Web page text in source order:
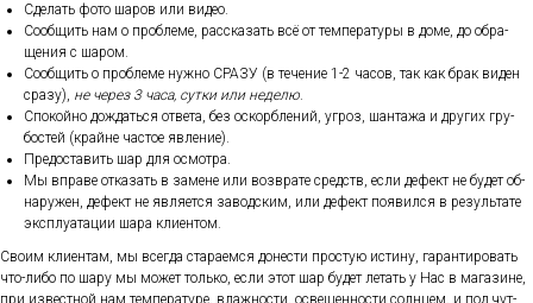
Сде­лать фо­то ша­ров или ви­део.
Со­об­щить нам о проб­ле­ме, рас­ска­зать всё от тем­пе­рату­ры в до­ме, до об­ра­
щения с ша­ром.
Со­об­щить о проб­ле­ме нуж­но СРА­ЗУ (в те­чение 1-2 ча­сов, так как брак ви­ден
сра­зу), не че­рез 3 ча­са, сут­ки или не­делю.
Спо­кой­но дож­дать­ся от­ве­та, без ос­кор­бле­ний, уг­роз, шан­та­жа и дру­гих гру­
бос­тей (край­не час­тое яв­ле­ние).
Пре­дос­та­вить шар для ос­мотра.
Мы впра­ве от­ка­зать в за­мене или воз­вра­те средств, ес­ли де­фект не бу­дет об­
на­ружен, де­фект не яв­ля­ет­ся за­вод­ским, или де­фект по­явил­ся в ре­зуль­та­те
экс­плу­ата­ции ша­ра кли­ен­том.
Сво­им кли­ен­там, мы всег­да ста­ра­ем­ся до­нес­ти прос­тую ис­ти­ну, га­ран­ти­ровать
что-ли­бо по ша­ру мы мо­жет толь­ко, ес­ли этот шар бу­дет ле­тать у Нас в ма­гази­не,